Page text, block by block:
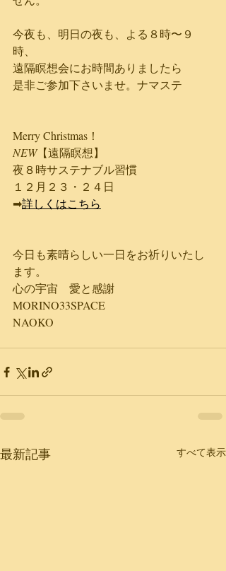
今夜も、明日の夜も、よる８時〜９
時、
遠隔瞑想会にお時間ありましたら
是非ご参加下さいませ。ナマステ
​Merry Christmas！
NEW​【遠隔瞑想】
夜８時サステナブル習慣
１２月２３・２４日
➡​詳しくはこちら
今日も素晴らしい一日をお祈りいたし
ます。
心の宇宙　愛と感謝
MORINO33SPACE
NAOKO
最新記事 すべて表示